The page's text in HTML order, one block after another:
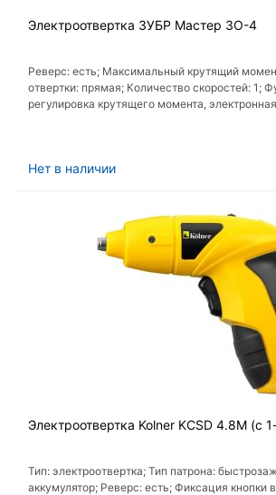
Электроотвертка ЗУБР Мастер ЗО-4
Реверс: есть; Максимальный крутящий
отвертки: прямая; Количество скоростей: 1;
регулировка крутящего момента,
Нет в наличии
Электроотвертка Kolner KCSD 4.8M (с
Тип: электроотвертка; Тип патрона:
аккумулятор; Реверс: есть; Фиксация кнопки